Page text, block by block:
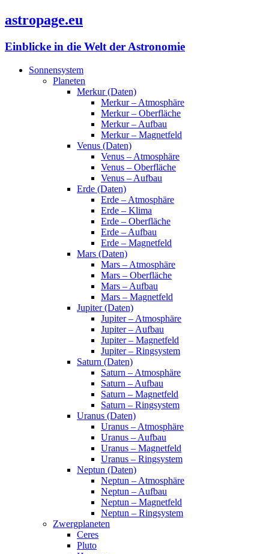
astropage.eu
Einblicke in die Welt der Astronomie
Sonnensystem
Planeten
Merkur (Daten)
Merkur – Atmosphäre
Merkur – Oberfläche
Merkur – Aufbau
Merkur – Magnetfeld
Venus (Daten)
Venus – Atmosphäre
Venus – Oberfläche
Venus – Aufbau
Erde (Daten)
Erde – Atmosphäre
Erde – Klima
Erde – Oberfläche
Erde – Aufbau
Erde – Magnetfeld
Mars (Daten)
Mars – Atmosphäre
Mars – Oberfläche
Mars – Aufbau
Mars – Magnetfeld
Jupiter (Daten)
Jupiter – Atmosphäre
Jupiter – Aufbau
Jupiter – Magnetfeld
Jupiter – Ringsystem
Saturn (Daten)
Saturn – Atmosphäre
Saturn – Aufbau
Saturn – Magnetfeld
Saturn – Ringsystem
Uranus (Daten)
Uranus – Atmosphäre
Uranus – Aufbau
Uranus – Magnetfeld
Uranus – Ringsystem
Neptun (Daten)
Neptun – Atmosphäre
Neptun – Aufbau
Neptun – Magnetfeld
Neptun – Ringsystem
Zwergplaneten
Ceres
Pluto